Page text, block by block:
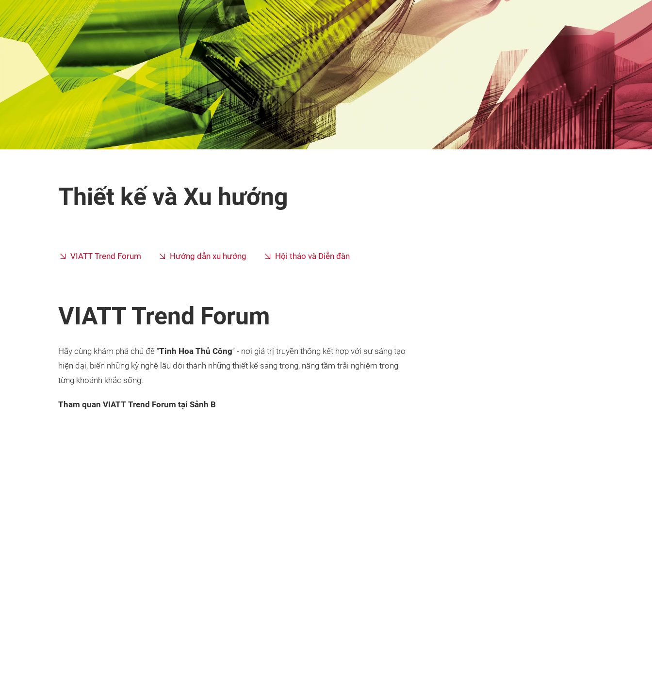
Thiết kế và Xu hướng
VIATT Trend Forum Hướng dẫn xu hướng Hội thảo và Diễn đàn
VIATT Trend Forum
Hãy cùng khám phá chủ đề “Tinh Hoa Thủ Công” - nơi giá trị truyền thống kết hợp với sự sáng tạo
hiện đại, biến những kỹ nghệ lâu đời thành những thiết kế sang trọng, nâng tầm trải nghiệm trong
từng khoảnh khắc sống.
Tham quan VIATT Trend Forum tại Sảnh B